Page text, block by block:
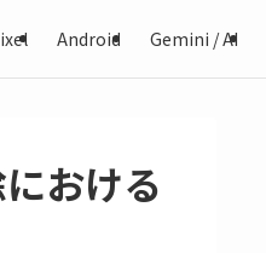
Android Gemini / AI
おける